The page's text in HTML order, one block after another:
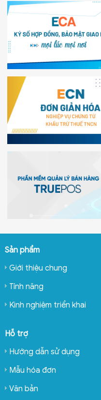
Sản phẩm
Giới thiệu chung
Tính năng
Kinh nghiệm triển khai
Hỗ trợ
Hướng dẫn sử dụng
Mẫu hóa đơn
Văn bản